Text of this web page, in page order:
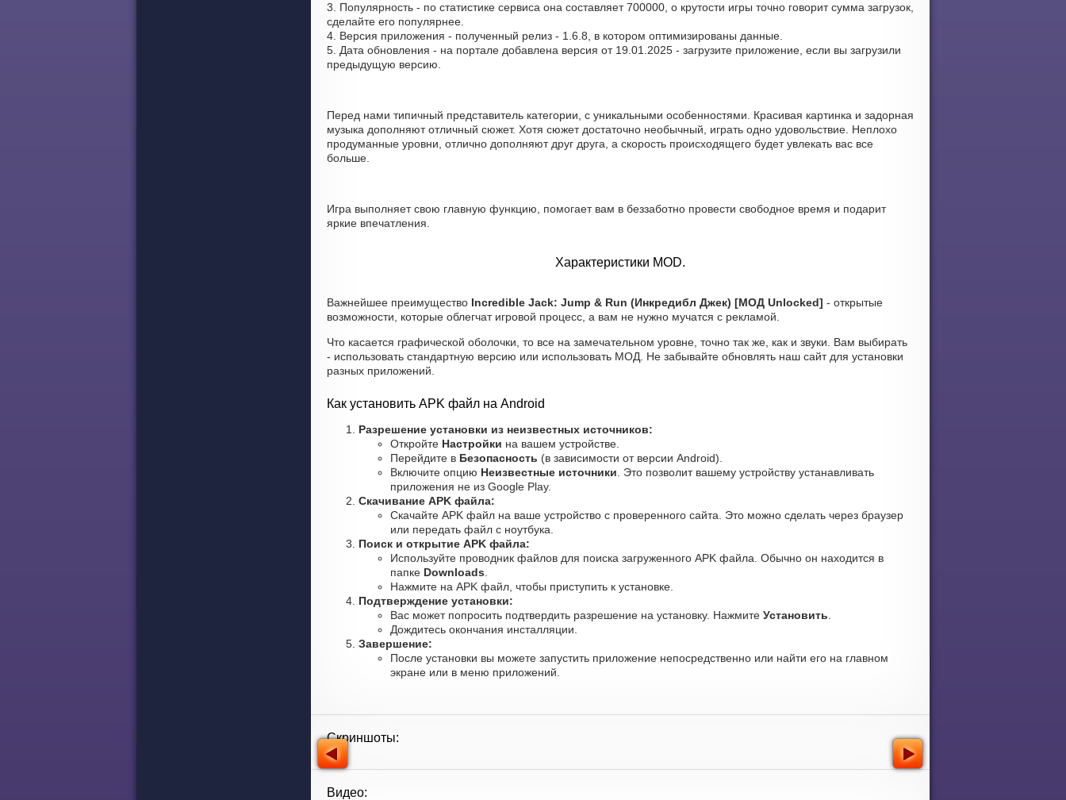
3. Популярность - по статистике сервиса она составляет 700000, о крутости игры точно говорит сумма загрузок,
сделайте его популярнее.
4. Версия приложения - полученный релиз - 1.6.8, в котором оптимизированы данные.
5. Дата обновления - на портале добавлена версия от 19.01.2025 - загрузите приложение, если вы загрузили
предыдущую версию.
Перед нами типичный представитель категории, с уникальными особенностями. Красивая картинка и задорная
музыка дополняют отличный сюжет. Хотя сюжет достаточно необычный, играть одно удовольствие. Неплохо
продуманные уровни, отлично дополняют друг друга, а скорость происходящего будет увлекать вас все
больше.
Игра выполняет свою главную функцию, помогает вам в беззаботно провести свободное время и подарит
яркие впечатления.
Характеристики MOD.
Важнейшее преимущество Incredible Jack: Jump & Run (Инкредибл Джек) [МОД Unlocked] - открытые
возможности, которые облегчат игровой процесс, а вам не нужно мучатся с рекламой.
Что касается графической оболочки, то все на замечательном уровне, точно так же, как и звуки. Вам выбирать
- использовать стандартную версию или использовать МОД. Не забывайте обновлять наш сайт для установки
разных приложений.
Как установить APK файл на Android
Разрешение установки из неизвестных источников:
Откройте Настройки на вашем устройстве.
Перейдите в Безопасность (в зависимости от версии Android).
Включите опцию Неизвестные источники . Это позволит вашему устройству устанавливать
приложения не из Google Play.
Скачивание APK файла:
Скачайте APK файл на ваше устройство с проверенного сайта. Это можно сделать через браузер
или передать файл с ноутбука.
Поиск и открытие APK файла:
Используйте проводник файлов для поиска загруженного APK файла. Обычно он находится в
папке Downloads
Нажмите на APK файл, чтобы приступить к установке.
Подтверждение установки:
Вас может попросить подтвердить разрешение на установку. Нажмите Установить
Дождитесь окончания инсталляции.
Завершение:
После установки вы можете запустить приложение непосредственно или найти его на главном
экране или в меню приложений.
Скриншоты:
Видео: